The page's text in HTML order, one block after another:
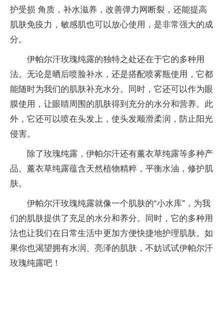
护受损 角质，补水滋养，改善弹力网断裂，还能提高
肌肤免疫力，敏感肌也可以放心使用，是非常强大的成
分。
伊帕尔汗玫瑰纯露的独特之处还在于它的多种用
法。无论是晒后喷脸补水，还是搭配喷雾瓶使用，它都
能随时为我们的肌肤补充水分。同时，它还可以作为眼
膜使用，让眼睛周围的肌肤得到充分的水分和营养。此
外，它还可以喷在头发上，使头发顺滑柔润，防止阳光
侵害。
除了玫瑰纯露，伊帕尔汗还有薰衣草纯露等多种产
品。薰衣草纯露蕴含天然植物精粹，平衡水油，修护肌
肤。
伊帕尔汗玫瑰纯露就像一个肌肤的“小水库”，为我
们的肌肤提供了充足的水分和养分。同时，它的多种用
法也让我们在日常生活中更加方便快捷地护理肌肤。如
果你也渴望拥有水润、亮泽的肌肤，不妨试试伊帕尔汗
玫瑰纯露吧！